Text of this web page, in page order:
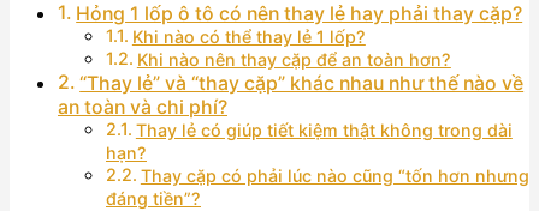
Hỏng 1 lốp ô tô có nên thay lẻ hay phải thay cặp?
Khi nào có thể thay lẻ 1 lốp?
Khi nào nên thay cặp để an toàn hơn?
“Thay lẻ” và “thay cặp” khác nhau như thế nào về
an toàn và chi phí?
Thay lẻ có giúp tiết kiệm thật không trong dài
hạn?
Thay cặp có phải lúc nào cũng “tốn hơn nhưng
đáng tiền”?